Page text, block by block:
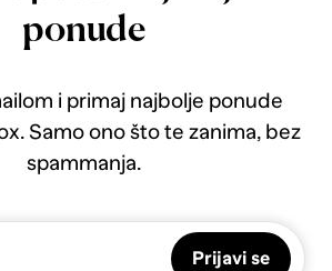
ponude
i primaj najbolje ponude
Samo ono što te zanima, bez
spammanja.
Prijavi se